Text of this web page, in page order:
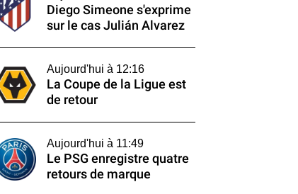
Diego Simeone s'exprime
sur le cas Julián Alvarez
Aujourd'hui à 12:16
La Coupe de la Ligue est
de retour
Aujourd'hui à 11:49
Le PSG enregistre quatre
retours de marque